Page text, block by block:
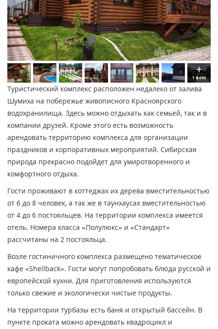
1 фото
Туристический комплекс расположен недалеко от залива
Шумиха на побережье живописного Красноярского
водохранилища. Здесь можно отдыхать как семьей, так и в
компании друзей. Кроме этого есть возможность
арендовать территорию комплекса для организации
праздников и корпоративных мероприятий. Сибирская
природа прекрасно подойдет для умиротворенного и
комфортного отдыха.
Гости проживают в коттеджах их дерева вместительностью
от 6 до 8 человек, а так же в таунхаусах вместительностью
от 4 до 6 постояльцев. На территории комплекса имеется
отель. Номера класса «Полулюкс» и «Стандарт»
рассчитаны на 2 постояльца.
Возле гостиничного комплекса размещено тематическое
кафе «Shellback». Гости могут попробовать блюда русской и
европейской кухни. Для приготовления используются
только свежие и экологически чистые продукты.
На территории турбазы есть баня и открытый бассейн. В
пункте проката можно арендовать квадроцикл и